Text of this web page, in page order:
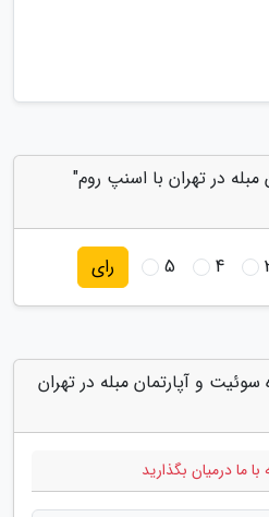
در تهران با اسنپ روم"
4
5 رای
و آپارتمان مبله در تهران
ما درمیان بگذارید